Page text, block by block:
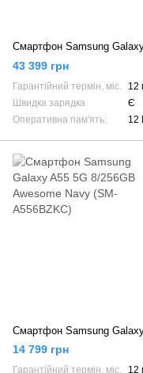
43 399 грн
Гарантійний термін, міс.
12
Швидка зарядка
Є
Оперативна пам'ять:
12
14 799 грн
Гарантійний термін, міс.
12